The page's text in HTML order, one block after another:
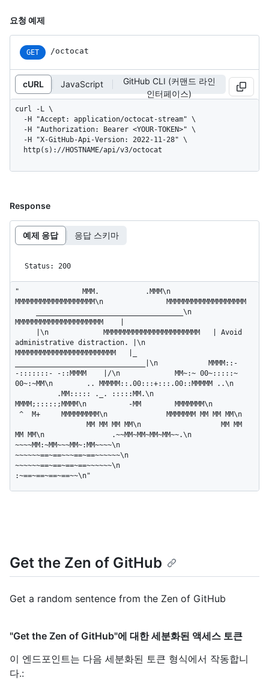
요청 예제
GET /octocat
cURL JavaScript
GitHub CLI (커맨드 라인
인터페이스)
curl -L \
  http(s)://HOSTNAME/api/v3/octocat
Response
예제 응답 응답 스키마
Status: 200
"               MMM.           .MMM\n
MMMMMMMMMMMMMMMMMMM\n               MMMMMMMMMMMMMMMMMMM
     ___________________________________\n
MMMMMMMMMMMMMMMMMMMMM    |
     |\n             MMMMMMMMMMMMMMMMMMMMMMM   | Avoid
administrative distraction. |\n
MMMMMMMMMMMMMMMMMMMMMMMM   |_
_______________________________|\n            MMMM::-
-:::::::- -::MMMM    |/\n             MM~:~ 00~:::::~
00~:~MM\n        .. MMMMM::.00:::+:::.00::MMMMM ..\n
          .MM::::: ._. :::::MM.\n
MMMM;:::::;MMMM\n          -MM        MMMMMMM\n
^  M+     MMMMMMMMM\n              MMMMMMM MM MM MM\n
                 MM MM MM MM\n                   MM MM
MM MM\n                .~~MM~MM~MM~MM~~.\n
~~~~MM:~MM~~~MM~:MM~~~~\n
~~~~~~==~==~~~==~==~~~~~~\n
~~~~~~==~==~==~==~~~~~~\n
:~==~==~==~==~~\n"
Get the Zen of GitHub
Get a random sentence from the Zen of GitHub
"Get the Zen of GitHub"에 대한 세분화된 액세스 토큰
이 엔드포인트는 다음 세분화된 토큰 형식에서 작동합니
다.: